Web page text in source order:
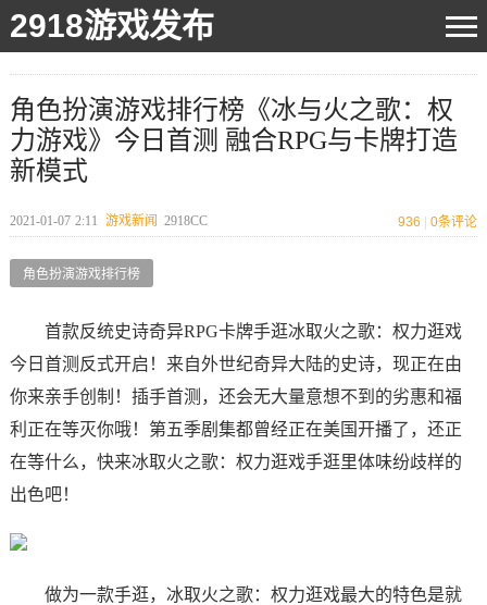
2918游戏发布
角色扮演游戏排行榜《冰与火之歌：权
力游戏》今日首测 融合RPG与卡牌打造
新模式
2021-01-07 2:11 游戏新闻 2918CC 936 0条评论
角色扮演游戏排行榜
首款反统史诗奇异RPG卡牌手逛冰取火之歌：权力逛戏
今日首测反式开启！来自外世纪奇异大陆的史诗，现正在由
你来亲手创制！插手首测，还会无大量意想不到的劣惠和福
利正在等灭你哦！第五季剧集都曾经正在美国开播了，还正
在等什么，快来冰取火之歌：权力逛戏手逛里体味纷歧样的
出色吧！
做为一款手逛，冰取火之歌：权力逛戏最大的特色是就